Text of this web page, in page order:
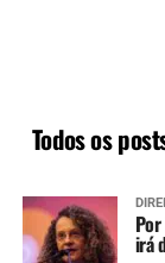
Todos os
irá